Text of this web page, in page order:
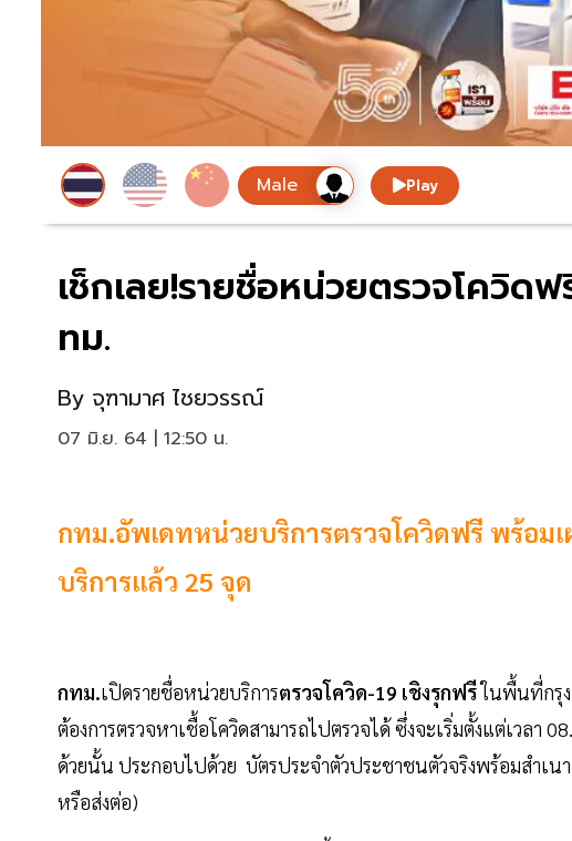
Play
เช็กเลย!รายชื่อหน่วยตรวจโควิ
ทม.
By จุฑามาศ ไชยวรรณ์
07 มิ.ย. 64 | 12:50 น.
กทม.อัพเดทหน่วยบริการตรวจโควิดฟรี พร้อม
บริการแล้ว 25 จุด
กทม.เปิดรายชื่อหน่วยบริการตรวจโควิด-19 เชิงรุกฟรีในพื้นที่กรุ
ต้องการตรวจหาเชื้อโควิดสามารถไปตรวจได้ ซึ่งจะเริ่มตั้งแต่เวล
ด้วยนั้น ประกอบไปด้วย บัตรประจําตัวประชาชนตัวจริงพร้อมสำเน
หรือส่งต่อ)